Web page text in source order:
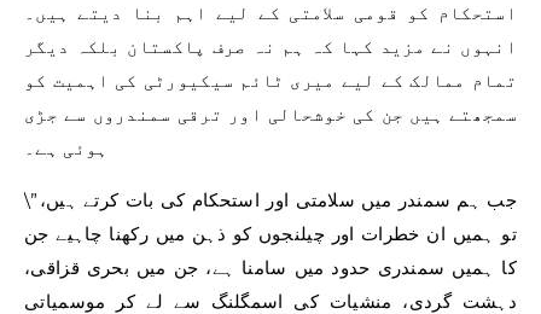
استحکام کو قومی سلامتی کے لیے اہم بنا دیتے ہیں۔
انہوں نے مزید کہا کہ ہم نہ صرف پاکستان بلکہ دیگر
تمام ممالک کے لیے میری ٹائم سیکیورٹی کی اہمیت کو
سمجھتے ہیں جن کی خوشحالی اور ترقی سمندروں سے جڑی
ہوئی ہے۔
\”جب ہم سمندر میں سلامتی اور استحکام کی بات کرتے ہیں،
تو ہمیں ان خطرات اور چیلنجوں کو ذہن میں رکھنا چاہیے جن
کا ہمیں سمندری حدود میں سامنا ہے، جن میں بحری قزاقی،
دہشت گردی، منشیات کی اسمگلنگ سے لے کر موسمیاتی